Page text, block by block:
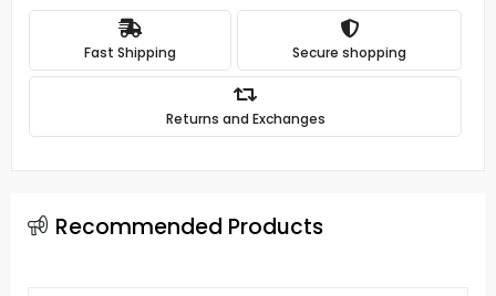
Fast Shipping Secure shopping
Returns and Exchanges
Recommended Products